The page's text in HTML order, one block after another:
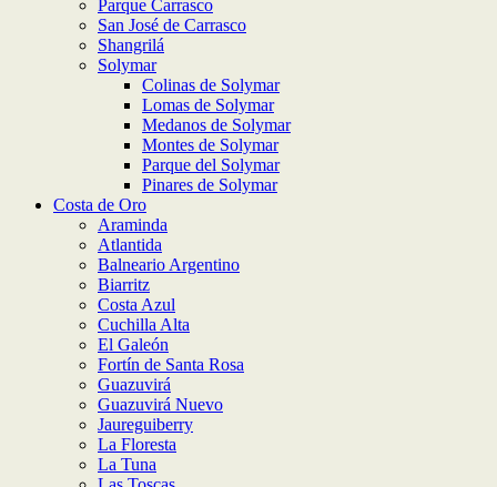
Parque Carrasco
San José de Carrasco
Shangrilá
Solymar
Colinas de Solymar
Lomas de Solymar
Medanos de Solymar
Montes de Solymar
Parque del Solymar
Pinares de Solymar
Costa de Oro
Araminda
Atlantida
Balneario Argentino
Biarritz
Costa Azul
Cuchilla Alta
El Galeón
Fortín de Santa Rosa
Guazuvirá
Guazuvirá Nuevo
Jaureguiberry
La Floresta
La Tuna